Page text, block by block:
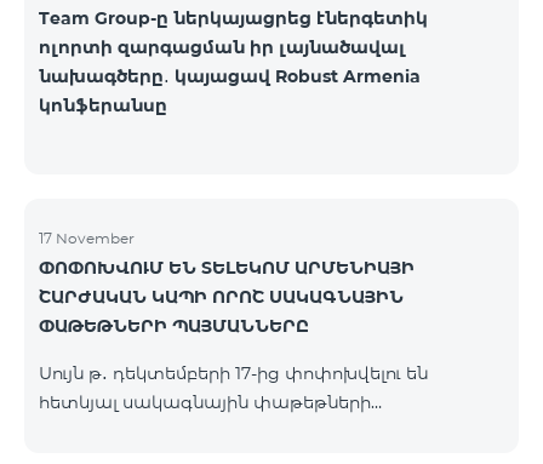
Team Group-ը ներկայացրեց էներգետիկ
ոլորտի զարգացման իր լայնածավալ
նախագծերը․ կայացավ Robust Armenia
կոնֆերանսը
17 November
ՓՈՓՈԽՎՈՒՄ ԵՆ ՏԵԼԵԿՈՄ ԱՐՄԵՆԻԱՅԻ
ՇԱՐԺԱԿԱՆ ԿԱՊԻ ՈՐՈՇ ՍԱԿԱԳՆԱՅԻՆ
ՓԱԹԵԹՆԵՐԻ ՊԱՅՄԱՆՆԵՐԸ
Սույն թ․ դեկտեմբերի 17-ից փոփոխվելու են
հետևյալ սակագնային փաթեթների